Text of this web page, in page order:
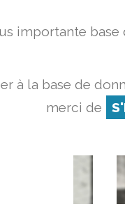
importante base
à la base de
merci de